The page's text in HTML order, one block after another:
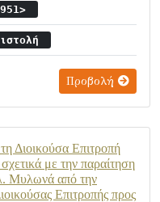
Προβολή
Διοικούσα Επιτροπή
με την παραίτηση
Μυλωνά από την
Επιτροπής προς